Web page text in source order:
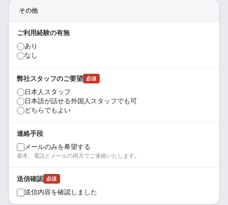
その他
ご利用経験の有無
あり
なし
弊社スタッフのご要望 必須
日本人スタッフ
日本語が話せる外国人スタッフでも可
どちらでもよい
連絡手段
メールのみを希望する
基本、電話とメールの両方でご連絡いたします。
送信確認 必須
送信内容を確認しました